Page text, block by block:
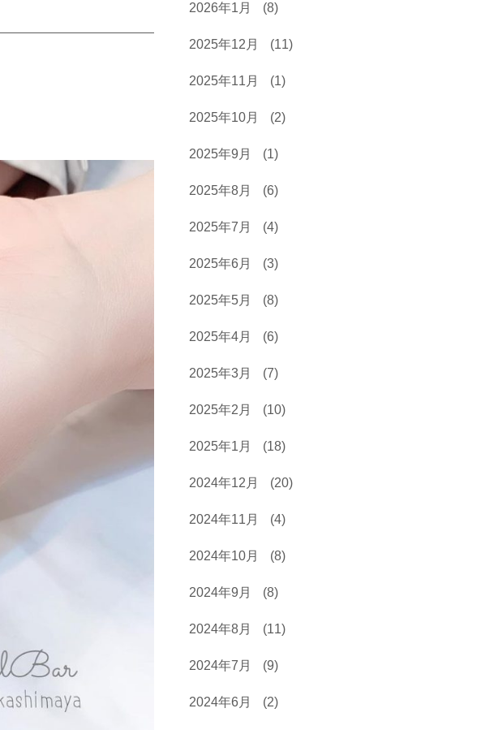
2026年1月 (8)
2025年12月 (11)
2025年11月 (1)
2025年10月 (2)
2025年9月 (1)
2025年8月 (6)
2025年7月 (4)
2025年6月 (3)
2025年5月 (8)
2025年4月 (6)
2025年3月 (7)
2025年2月 (10)
2025年1月 (18)
2024年12月 (20)
2024年11月 (4)
2024年10月 (8)
2024年9月 (8)
2024年8月 (11)
2024年7月 (9)
2024年6月 (2)